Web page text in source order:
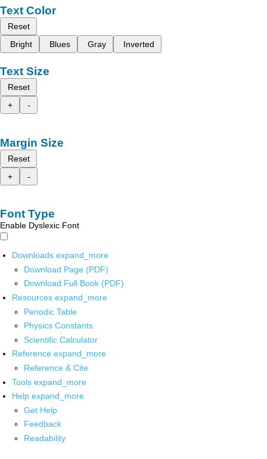
Text Color
Reset
Bright
Blues Gray Inverted
Text Size
Reset
+
-
Margin Size
Reset
+
-
Font Type
Enable Dyslexic Font
Downloads expand_more
Download Page (PDF)
Download Full Book (PDF)
Resources expand_more
Periodic Table
Physics Constants
Scientific Calculator
Reference expand_more
Reference & Cite
Tools expand_more
Help expand_more
Get Help
Feedback
Readability